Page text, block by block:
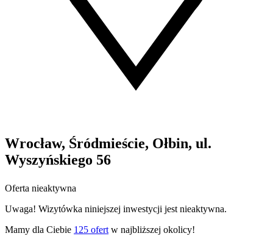
Wrocław, Śródmieście, Ołbin, ul.
Wyszyńskiego 56
Oferta nieaktywna
Uwaga! Wizytówka niniejszej inwestycji jest nieaktywna.
Mamy dla Ciebie 125 ofert w najbliższej okolicy!